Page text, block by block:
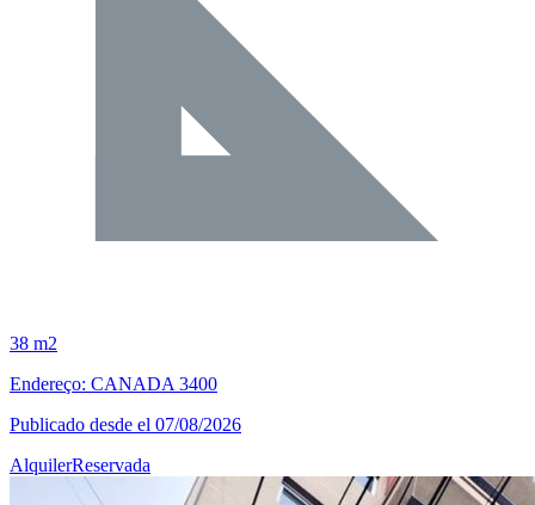
38 m2
Endereço: CANADA 3400
Publicado desde el 07/08/2026
AlquilerReservada